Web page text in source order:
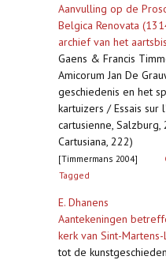
Aanvulling op de
Belgica Renovata
archief van het
Gaens & Francis
Amicorum Jan De
geschiedenis en het
kartuizers / Essais
cartusienne,
Cartusiana, 222)
[Timmermans 2004]
Tagged
E. Dhanens
Aantekeningen
kerk van Sint-
tot de